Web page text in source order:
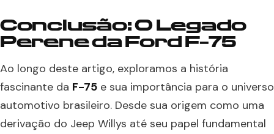
Conclusão: O Legado
Perene da Ford F-75
Ao longo deste artigo, exploramos a história
fascinante da F-75 e sua importância para o universo
automotivo brasileiro. Desde sua origem como uma
derivação do Jeep Willys até seu papel fundamental